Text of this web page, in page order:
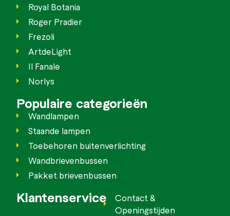
Royal Botania
Roger Pradier
Frezoli
ArtdeLight
Il Fanale
Norlys
Populaire categorieën
Wandlampen
Staande lampen
Toebehoren buitenverlichting
Wandbrievenbussen
Pakket brievenbussen
Klantenservice
Contact &
Openingstijden